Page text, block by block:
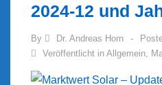
2024-12 und
By Dr. Andreas Horn
Veröffentlicht in Allgemein,